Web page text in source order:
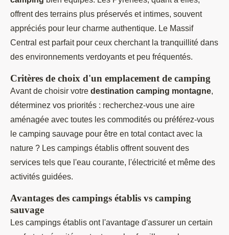
offrent des terrains plus préservés et intimes, souvent
appréciés pour leur charme authentique. Le Massif
Central est parfait pour ceux cherchant la tranquillité dans
des environnements verdoyants et peu fréquentés.
Critères de choix d'un emplacement de camping
Avant de choisir votre destination camping montagne,
déterminez vos priorités : recherchez-vous une aire
aménagée avec toutes les commodités ou préférez-vous
le camping sauvage pour être en total contact avec la
nature ? Les campings établis offrent souvent des
services tels que l'eau courante, l'électricité et même des
activités guidées.
Avantages des campings établis vs camping
sauvage
Les campings établis ont l'avantage d'assurer un certain